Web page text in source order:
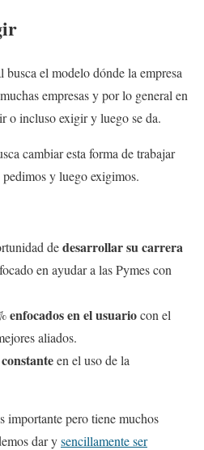
busca el modelo dónde la empresa
empresas y por lo general en
o incluso exigir y luego se da.
cambiar esta forma de trabajar
y luego exigimos.
dedesarrollar su carrera
en ayudar a las Pymes con
enfocados en el usuariocon el
aliados.
en el uso de la
importante pero tiene muchos
dar ysencillamente ser